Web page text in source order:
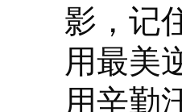
影，记
用最美
用辛勤